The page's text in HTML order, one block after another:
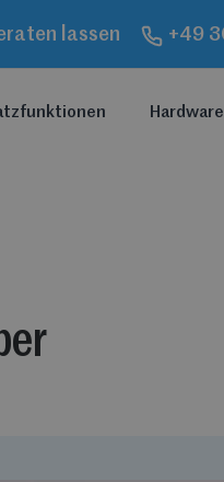
lassen +49
Hardware